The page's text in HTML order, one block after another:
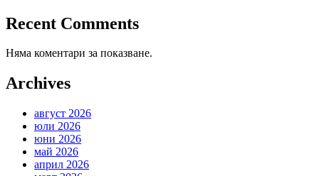
Recent Comments
Няма коментари за показване.
Archives
август 2026
юли 2026
юни 2026
май 2026
април 2026